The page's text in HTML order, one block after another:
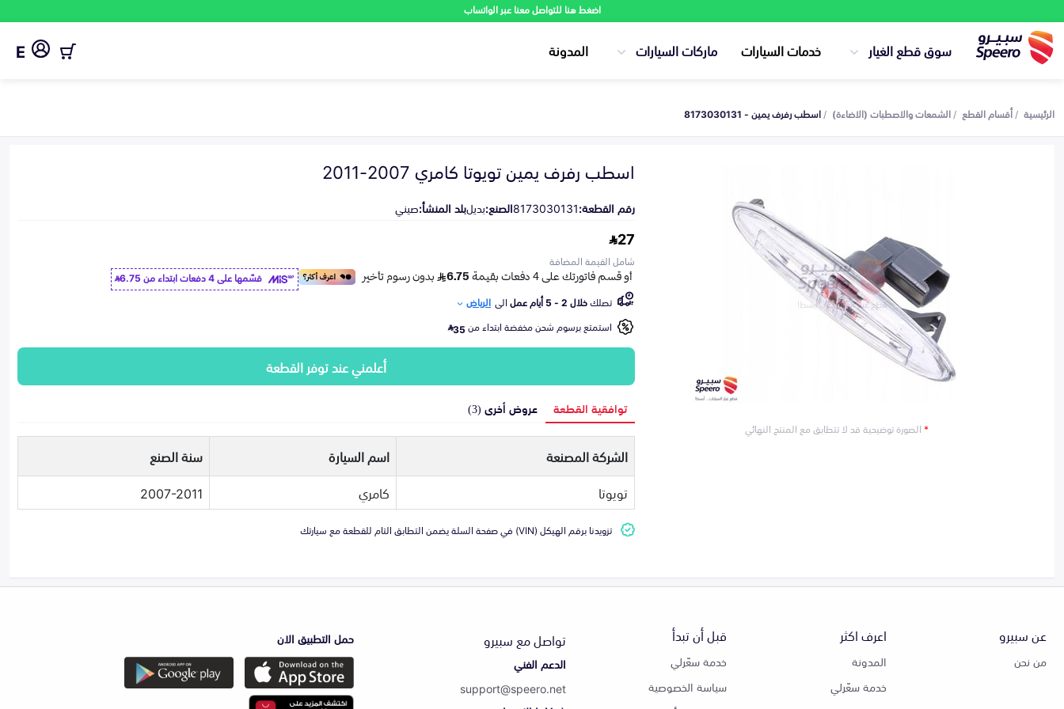
اضغط هنا للتواصل معنا عبر الواتساب
سوق قطع الغيار خدمات السيارات ماركات السيارات المدونة E
الرئيسية أقسام القطع الشمعات والاصطبات (الاضاءة) اسطب رفرف يمين - 8173030131
*الصورة توضيحية قد لا تتطابق مع المنتج النهائي
اسطب رفرف يمين تويوتا كامري 2007-2011
رقم القطعة:8173030131الصنع:بديلبلد المنشأ:صيني
27
شامل القيمة المضافة
قسّمها على 4 دفعات ابتداء من
6.75
تصلكخلال 2 - 5 أيام عمل الى الرياض
استمتع برسوم شحن مخفضة ابتداء من35
أعلمني عند توفر القطعة
توافقية القطعة عروض أخرى (3)
الشركة المصنعة اسم السيارة
سنة الصنع
تويوتا
كامري 2007-2011
تزويدنا برقم الهيكل (VIN) في صفحة السلة يضمن التطابق التام للقطعة مع سيارتك
عن سبيرو
من نحن
اعرف اكثر
المدونة
خدمة سعّرلي
قبل أن تبدأ
خدمة سعّرلي
سياسة الخصوصية
تواصل مع سبيرو
الدعم الفني
support@speero.net
حمل التطبيق الان